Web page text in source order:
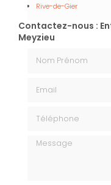
Rive-de-Gier
Contactez-nous :
Meyzieu
Message